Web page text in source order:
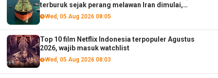
terburuk sejak perang melawan Iran dimulai,
menurut analis
Wed, 05 Aug 2026 08:05
Top 10 film Netflix Indonesia terpopuler Agustus
2026, wajib masuk watchlist
Wed, 05 Aug 2026 08:03